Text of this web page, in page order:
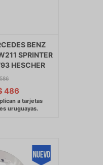
BENZ
SPRINTER
HESCHER
586
486